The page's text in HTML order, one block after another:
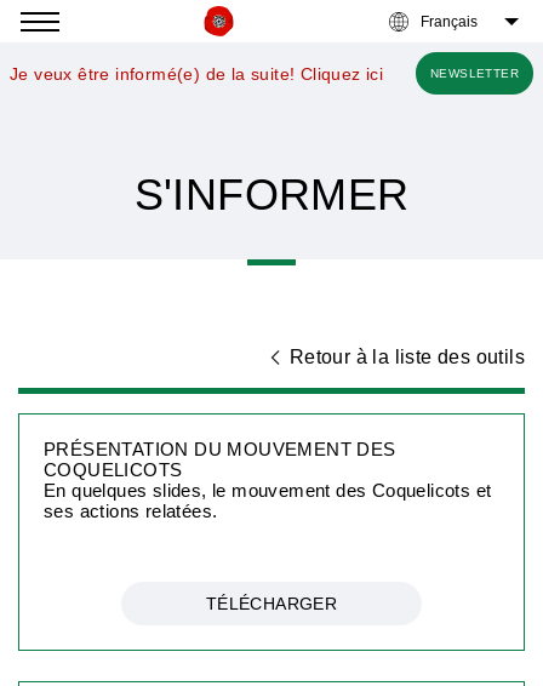
Je veux être informé(e) de la suite! Cliquez ici NEWSLETTER
S'INFORMER
Retour à la liste des outils
PRÉSENTATION DU MOUVEMENT DES
COQUELICOTS
En quelques slides, le mouvement des Coquelicots et
ses actions relatées.
TÉLÉCHARGER
à